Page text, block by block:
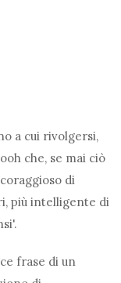
a cui rivolgersi,
che, se mai ciò
di
più intelligente di
frase di un